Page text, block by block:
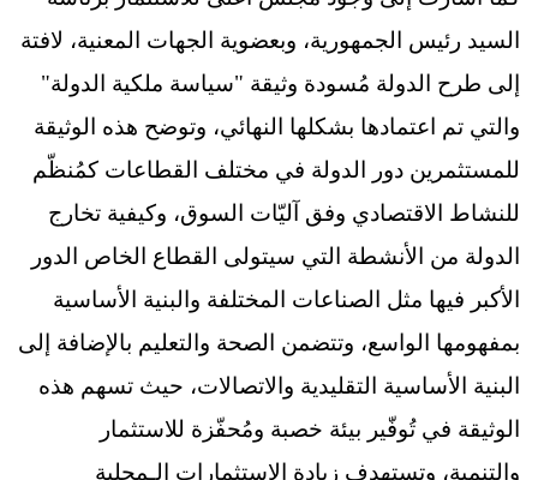
السيد رئيس الجمهورية، وبعضوية الجهات المعنية، لافتة
إلى طرح الدولة مُسودة وثيقة "سياسة ملكية الدولة"
والتي تم اعتمادها بشكلها النهائي، وتوضح هذه الوثيقة
للمستثمرين دور الدولة في مختلف القطاعات كمُنظّم
للنشاط الاقتصادي وفق آليّات السوق، وكيفية تخارج
الدولة من الأنشطة التي سيتولى القطاع الخاص الدور
الأكبر فيها مثل الصناعات المختلفة والبنية الأساسية
بمفهومها الواسع، وتتضمن الصحة والتعليم بالإضافة إلى
البنية الأساسية التقليدية والاتصالات، حيث تسهم هذه
الوثيقة في تُوفّير بيئة خصبة ومُحفّزة للاستثمار
والتنمية، وتستهدف زيادة الاستثمارات الـمحلية